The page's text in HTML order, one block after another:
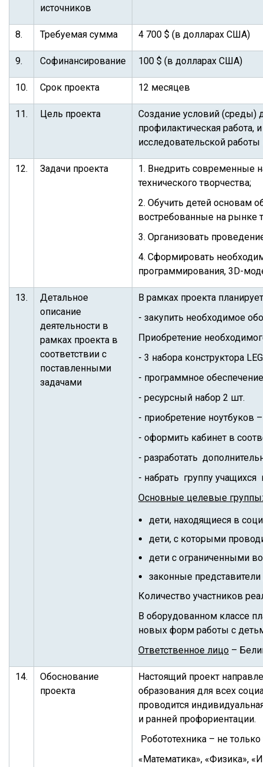
источников
8. Требуемая сумма 4 700 $ (в долларах США)
9. Софинансирование 100 $ (в долларах США)
10. Срок проекта 12 месяцев
11. Цель проекта
Создание условий (среды)
профилактическая
исследовательской работы
12. Задачи проекта
1. Внедрить современные
технического творчества;
2. Обучить детей основам
востребованные на рынке
3. Организовать
4. Сформировать
программирования, 3D-
13.
Детальное
описание
деятельности в
рамках проекта в
соответствии с
поставленными
задачами
В рамках проекта
- закупить необходимое
Приобретение
- 3 набора конструктора
- программное обеспечение
- ресурсный набор 2 шт.
- приобретение ноутбуков
- оформить кабинет в
- разработать
- набрать группу учащихся
Основные целевые группы:
дети, находящиеся в
дети, с которыми
дети с ограниченными
законные представители
Количество участников
В оборудованном классе
новых форм работы с
Ответственное лицо –
14.
Обоснование
проекта
Настоящий проект
образования для всех
проводится
и ранней профориентации.
Робототехника – не
«Математика», «Физика»,